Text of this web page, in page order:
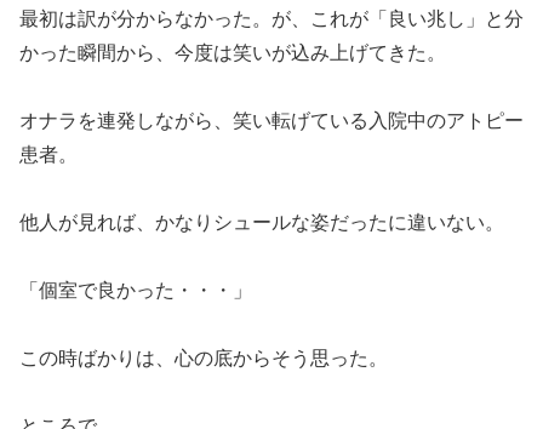
最初は訳が分からなかった。が、これが「良い兆し」と分
かった瞬間から、今度は笑いが込み上げてきた。
オナラを連発しながら、笑い転げている入院中のアトピー
患者。
他人が見れば、かなりシュールな姿だったに違いない。
「個室で良かった・・・」
この時ばかりは、心の底からそう思った。